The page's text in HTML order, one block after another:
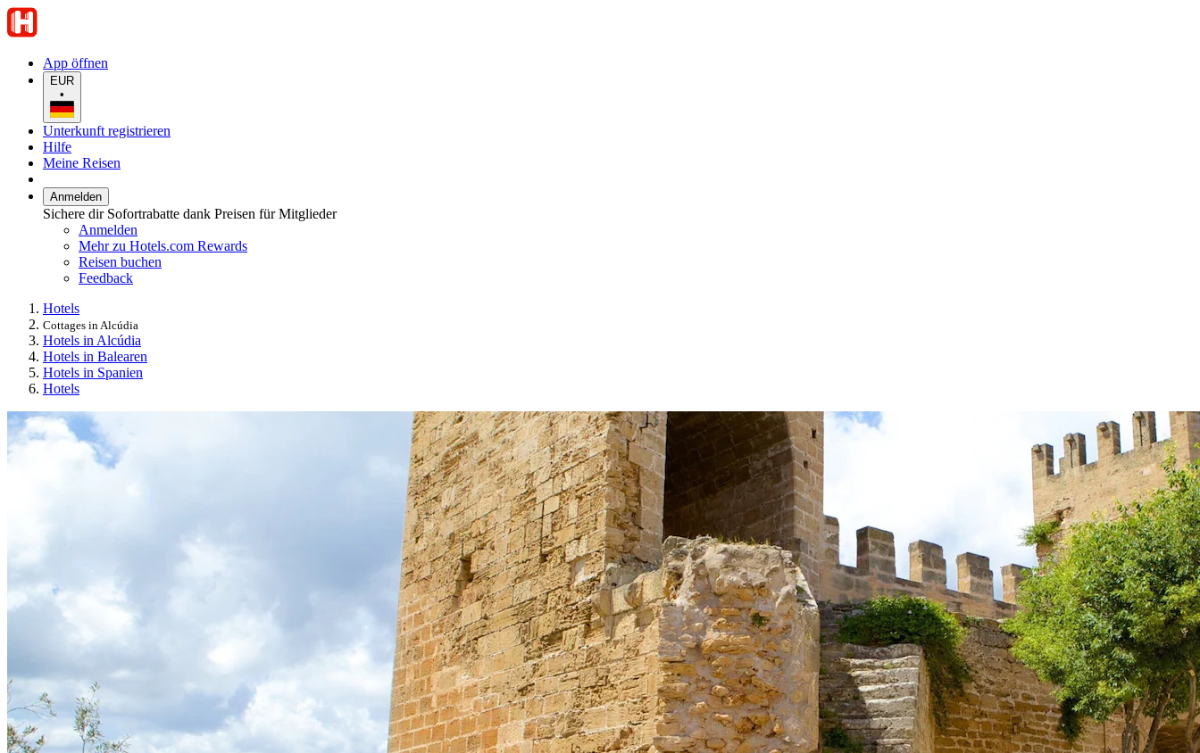
App öffnen
EUR
•
Unterkunft registrieren
Hilfe
Meine Reisen
Anmelden
Sichere dir Sofortrabatte dank Preisen für Mitglieder
Anmelden
Mehr zu Hotels.com Rewards
Reisen buchen
Feedback
Hotels
Cottages in Alcúdia
Hotels in Alcúdia
Hotels in Balearen
Hotels in Spanien
Hotels